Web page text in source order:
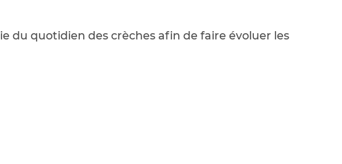
du quotidien des crèches afin de faire évoluer les